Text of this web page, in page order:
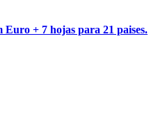
+ 7 hojas para 21 paises.